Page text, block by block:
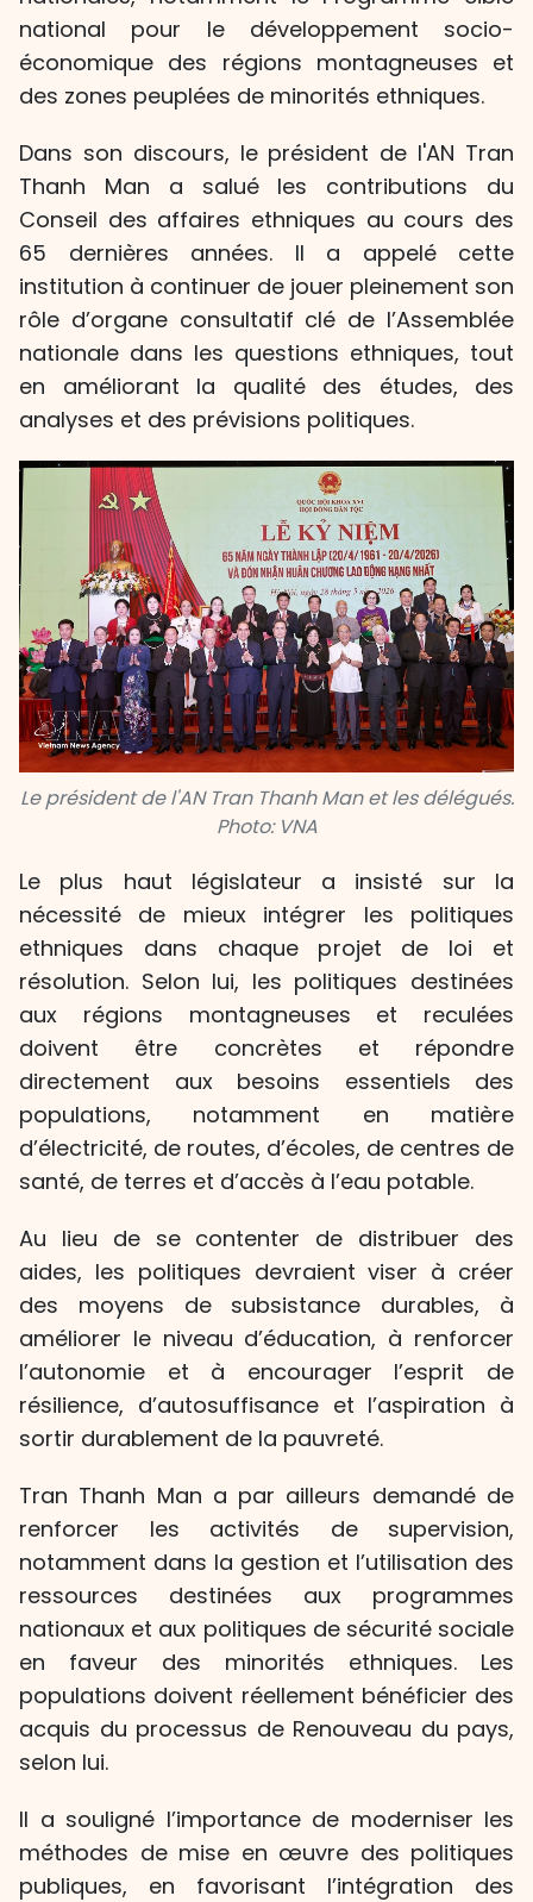
national pour le développement socio-
économique des régions montagneuses et
des zones peuplées de minorités ethniques.
Dans son discours, le président de l'AN Tran
Thanh Man a salué les contributions du
Conseil des affaires ethniques au cours des
65 dernières années. Il a appelé cette
institution à continuer de jouer pleinement son
rôle d’organe consultatif clé de l’Assemblée
nationale dans les questions ethniques, tout
en améliorant la qualité des études, des
analyses et des prévisions politiques.
Le président de l'AN Tran Thanh Man et les délégués.
Photo: VNA
Le plus haut législateur a insisté sur la
nécessité de mieux intégrer les politiques
ethniques dans chaque projet de loi et
résolution. Selon lui, les politiques destinées
aux régions montagneuses et reculées
doivent être concrètes et répondre
directement aux besoins essentiels des
populations, notamment en matière
d’électricité, de routes, d’écoles, de centres de
santé, de terres et d’accès à l’eau potable.
Au lieu de se contenter de distribuer des
aides, les politiques devraient viser à créer
des moyens de subsistance durables, à
améliorer le niveau d’éducation, à renforcer
l’autonomie et à encourager l’esprit de
résilience, d’autosuffisance et l’aspiration à
sortir durablement de la pauvreté.
Tran Thanh Man a par ailleurs demandé de
renforcer les activités de supervision,
notamment dans la gestion et l’utilisation des
ressources destinées aux programmes
nationaux et aux politiques de sécurité sociale
en faveur des minorités ethniques. Les
populations doivent réellement bénéficier des
acquis du processus de Renouveau du pays,
selon lui.
Il a souligné l’importance de moderniser les
méthodes de mise en œuvre des politiques
publiques, en favorisant l’intégration des